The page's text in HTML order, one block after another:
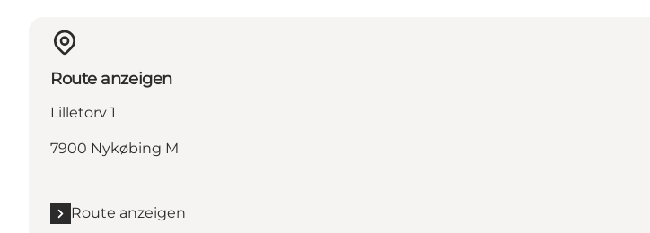
Route anzeigen
Lilletorv 1
7900 Nykøbing M
Route anzeigen